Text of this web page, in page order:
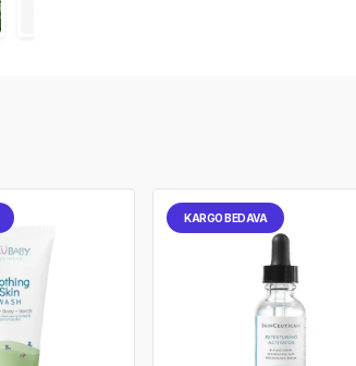
KARGO BEDAVA